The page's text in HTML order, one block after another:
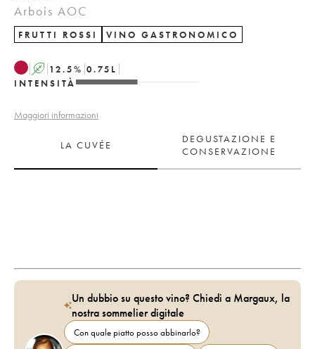
Arbois AOC
FRUTTI ROSSI VINO GASTRONOMICO
A 12.5% 0.75 L
INTENSITÀ
Maggiori informazioni
LA CUVÉE
DEGUSTAZIONE E
CONSERVAZIONE
Un dubbio su questo vino? Chiedi a Margaux, la
nostra sommelier digitale
Con quale piatto posso abbinarlo?